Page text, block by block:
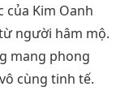
của Kim Oanh
người hâm mộ.
mang phong
cùng tinh tế.